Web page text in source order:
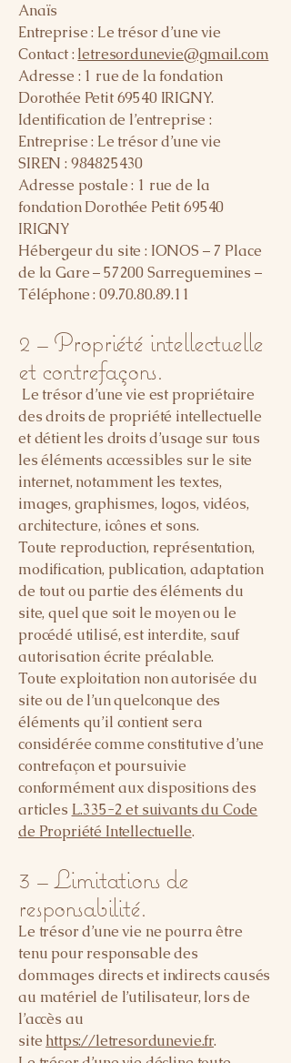
Anaïs
Entreprise : Le trésor d’une vie
Contact : letresordunevie@gmail.com
Adresse : 1 rue de la fondation
Dorothée Petit 69540 IRIGNY.
Identification de l’entreprise :
Entreprise : Le trésor d’une vie
SIREN : 984825430
Adresse postale : 1 rue de la
fondation Dorothée Petit 69540
IRIGNY
Hébergeur du site : IONOS – 7 Place
de la Gare – 57200 Sarreguemines –
Téléphone :09.70.80.89.11
2 – Propriété intellectuelle
et contrefaçons.
Le trésor d’une vie est propriétaire
des droits de propriété intellectuelle
et détient les droits d’usage sur tous
les éléments accessibles sur le site
internet, notamment les textes,
images, graphismes, logos, vidéos,
architecture, icônes et sons.
Toute reproduction, représentation,
modification, publication, adaptation
de tout ou partie des éléments du
site, quel que soit le moyen ou le
procédé utilisé, est interdite, sauf
autorisation écrite préalable.
Toute exploitation non autorisée du
site ou de l’un quelconque des
éléments qu’il contient sera
considérée comme constitutive d’une
contrefaçon et poursuivie
conformément aux dispositions des
articles L.335-2 et suivants du Code
de Propriété Intellectuelle.
3 – Limitations de
responsabilité.
Le trésor d’une vie ne pourra être
tenu pour responsable des
dommages directs et indirects causés
au matériel de l’utilisateur, lors de
l’accès au
site https://letresordunevie.fr.